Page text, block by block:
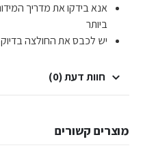
אנא בידקו את מדריך
ביותר
יש לכבס את החולצה
חוות דעת (0)
מוצרים קשורים